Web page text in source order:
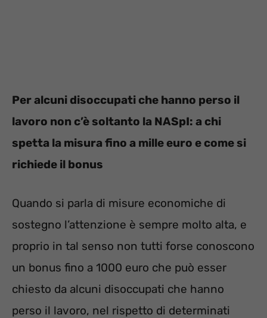
Per alcuni disoccupati che hanno perso il
lavoro non c’è soltanto la NASpI: a chi
spetta la misura fino a mille euro e come si
richiede il bonus
Quando si parla di misure economiche di
sostegno l’attenzione è sempre molto alta, e
proprio in tal senso non tutti forse conoscono
un bonus fino a 1000 euro che può esser
chiesto da alcuni disoccupati che hanno
perso il lavoro, nel rispetto di determinati